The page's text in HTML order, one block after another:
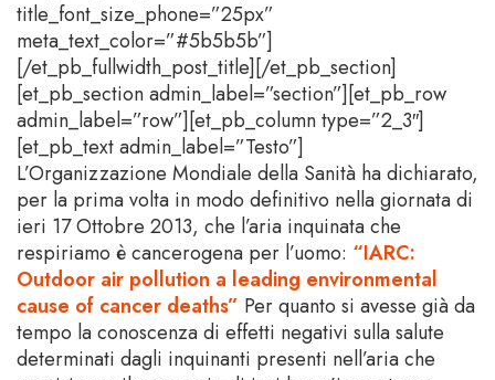
title_font_size_phone=”25px”
meta_text_color=”#5b5b5b”]
[/et_pb_fullwidth_post_title][/et_pb_section]
[et_pb_section admin_label=”section”][et_pb_row
admin_label=”row”][et_pb_column type=”2_3″]
[et_pb_text admin_label=”Testo”]
L’Organizzazione Mondiale della Sanità ha dichiarato,
per la prima volta in modo definitivo nella giornata di
ieri 17 Ottobre 2013, che l’aria inquinata che
respiriamo è cancerogena per l’uomo: “IARC:
Outdoor air pollution a leading environmental
cause of cancer deaths” Per quanto si avesse già da
tempo la conoscenza di effetti negativi sulla salute
determinati dagli inquinanti presenti nell’aria che